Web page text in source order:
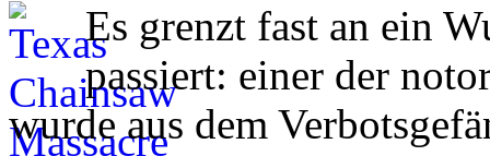
Es grenzt fast an ein
passiert: einer der
wurde aus dem